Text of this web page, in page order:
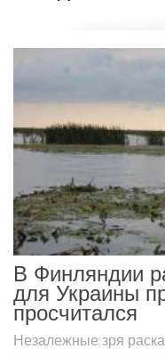
В Финляндии
для Украины
просчитался
Незалежные зря